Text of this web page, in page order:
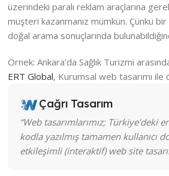
üzerindeki paralı reklam araçlarına
müşteri kazanmanız mümkün. Çünkü
doğal arama sonuçlarında
Örnek: Ankara'da Sağlık Turizmi
ERT Global, Kurumsal web tasarımı ile
Çağrı Tasarım
“Web tasarımlarımız; Türkiye’deki
kodla yazılmış tamamen kullanıcı
etkileşimli (interaktif) web site